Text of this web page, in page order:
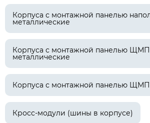
Корпуса с монтажной панелью
металлические
Корпуса с монтажной панелью ЩМП
металлические
Корпуса с монтажной панелью
Кросс-модули (шины в корпусе)